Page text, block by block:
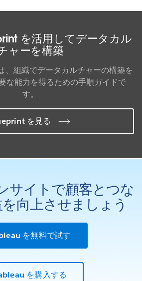
を活用してデータカル
ャーを構築
組織でデータカルチャーの構築を
な能力を得るための手順ガイドで
す。
を見る
サイトで顧客とつな
向上させましょう
を無料で試す
を購入する